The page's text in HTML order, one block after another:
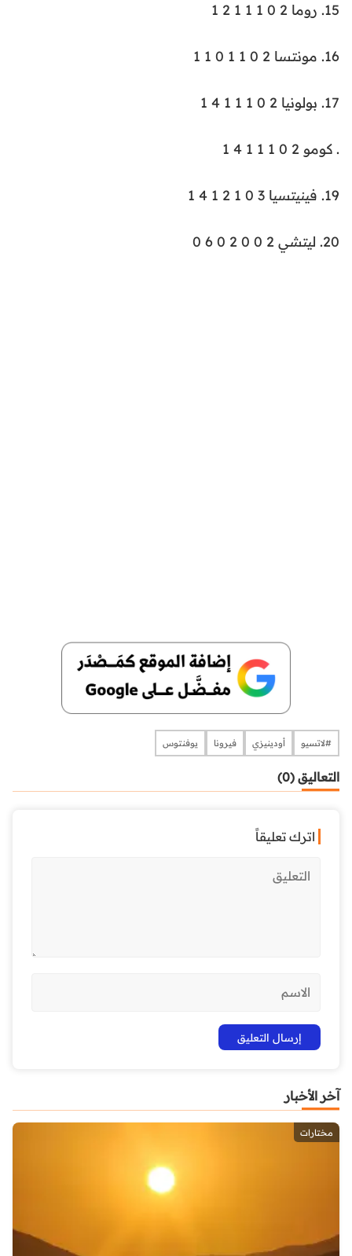
15. روما 2 0 1 1 1 2 1
16. مونتسا 2 0 1 1 0 1 1
17. بولونيا 2 0 1 1 1 4 1
. كومو 2 0 1 1 1 4 1
19. فينيتسيا 3 0 1 2 1 4 1
20. ليتشي 2 0 0 2 0 6 0
#لاتسيو أودينيزي فيرونا يوفنتوس
التعاليق (0)
اترك تعليقاً
آخر الأخبار
مختارات